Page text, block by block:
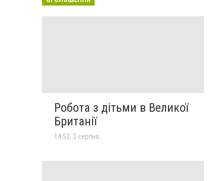
Робота з дітьми в Великої
Британії
14:52, 2 серпня